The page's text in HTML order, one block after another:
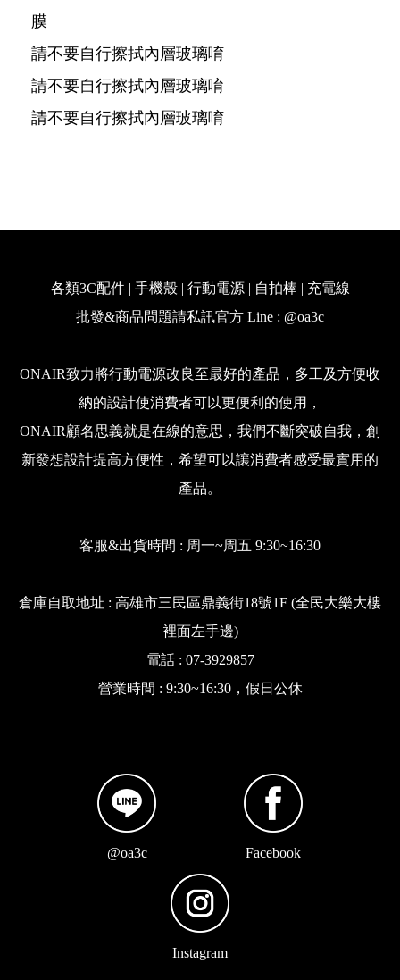
膜
請不要自行擦拭內層玻璃唷
請不要自行擦拭內層玻璃唷
請不要自行擦拭內層玻璃唷
各類3C配件 | 手機殼 | 行動電源 | 自拍棒 | 充電線
批發&商品問題請私訊官方 Line : @oa3c
ONAIR致力將行動電源改良至最好的產品，多工及方便收
納的設計使消費者可以更便利的使用，
ONAIR顧名思義就是在線的意思，我們不斷突破自我，創
新發想設計提高方便性，希望可以讓消費者感受最實用的
產品。
客服&出貨時間 : 周一~周五 9:30~16:30
倉庫自取地址 : 高雄市三民區鼎義街18號1F (全民大樂大樓
裡面左手邊)
電話 : 07-3929857
營業時間 : 9:30~16:30，假日公休
@oa3c Facebook
Instagram